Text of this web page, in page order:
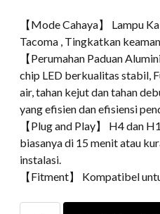
【Mode Cahaya】 Lampu
Tacoma , Tingkatkan
【Perumahan Paduan
chip LED berkualitas stabil,
air, tahan kejut dan tahan
yang efisien dan efisiensi
【Plug and Play】 H4 dan
biasanya di 15 menit atau
instalasi.
【Fitment】 Kompatibel